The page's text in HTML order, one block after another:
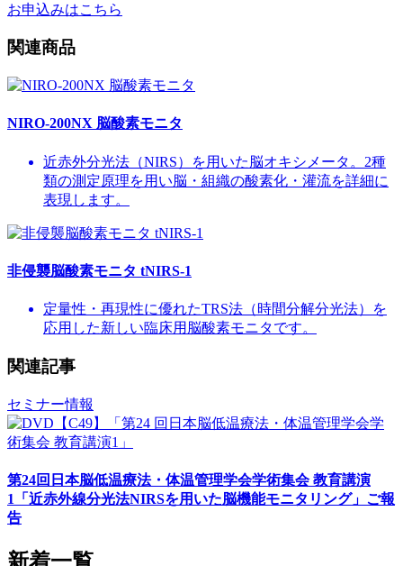
お申込みはこちら
関連商品
NIRO-200NX 脳酸素モニタ
近赤外分光法（NIRS）を用いた脳オキシメータ。2種
類の測定原理を用い脳・組織の酸素化・灌流を詳細に
表現します。
非侵襲脳酸素モニタ tNIRS-1
定量性・再現性に優れたTRS法（時間分解分光法）を
応用した新しい臨床用脳酸素モニタです。
関連記事
セミナー情報
第24回日本脳低温療法・体温管理学会学術集会 教育講演
1「近赤外線分光法NIRSを用いた脳機能モニタリング」ご報
告